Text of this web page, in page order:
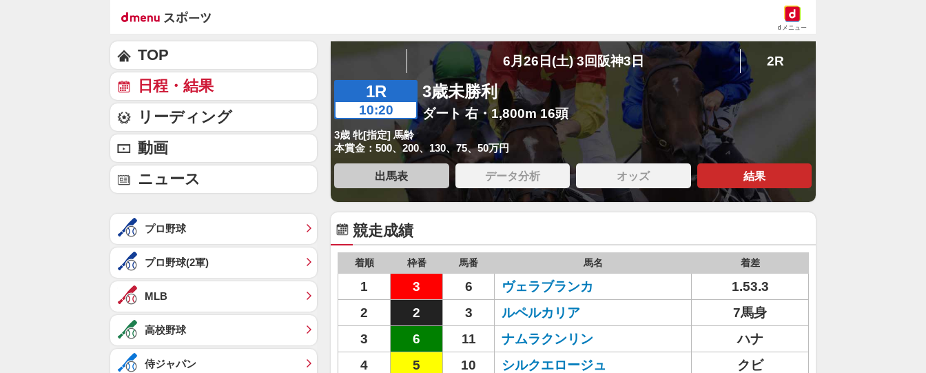
dメニュー
6月26日(土) 3回阪神3日 2R
1R
10:20
3歳未勝利
ダート 右・1,800m 16頭
3歳 牝[指定] 馬齢
本賞金：500、200、130、75、50万円
出馬表 データ分析 オッズ 結果
競走成績
着順 枠番 馬番 馬名 着差
1 3 6 ヴェラブランカ
1.53.3
2
2 3 ルペルカリア
7馬身
3
6 11 ナムラクンリン
ハナ
4
5 10 シルクエロージュ
クビ
TOP
日程・結果
リーディング
動画
ニュース
プロ野球
プロ野球(2軍)
MLB
高校野球
侍ジャパン